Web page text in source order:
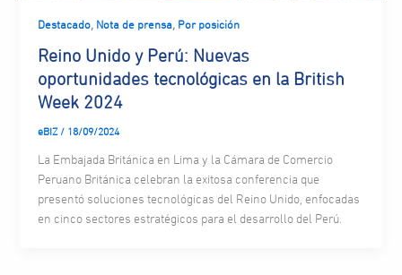
Destacado, Nota de prensa, Por posición
Reino Unido y Perú: Nuevas
oportunidades tecnológicas en la British
Week 2024
eBIZ / 18/09/2024
La Embajada Británica en Lima y la Cámara de Comercio
Peruano Británica celebran la exitosa conferencia que
presentó soluciones tecnológicas del Reino Unido, enfocadas
en cinco sectores estratégicos para el desarrollo del Perú.